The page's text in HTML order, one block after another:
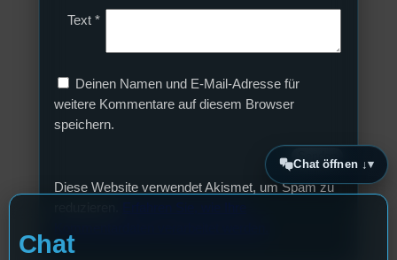
Text *
Deinen Namen und E-Mail-Adresse für
weitere Kommentare auf diesem Browser
speichern.
Diese Website verwendet Akismet, um Spam zu
Chat öffnen ↓
Chat